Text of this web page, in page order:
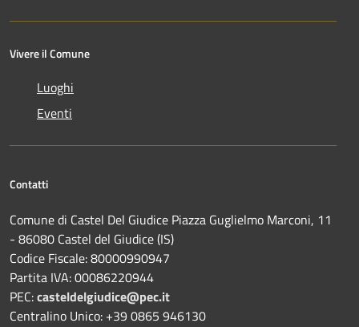
Vivere il Comune
Luoghi
Eventi
Contatti
Comune di Castel Del Giudice Piazza Guglielmo Marconi, 11
- 86080 Castel del Giudice (IS)
Codice Fiscale: 80000990947
Partita IVA: 00086220944
PEC:casteldelgiudice@pec.it
Centralino Unico: +39 0865 946130